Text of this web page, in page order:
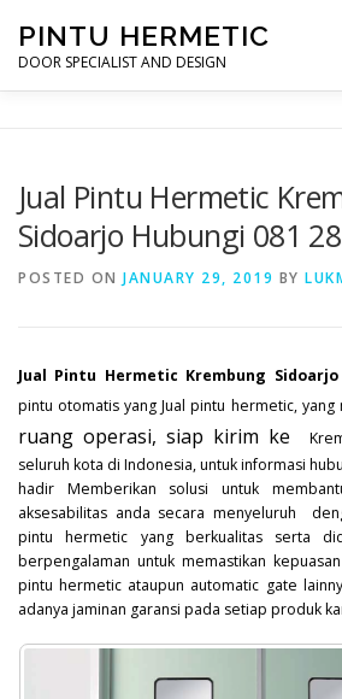
content
PINTU HERMETIC
DOOR SPECIALIST AND DESIGN
PROFILE KONTAK
Jual Pintu Hermetic
Sidoarjo Hubungi 081
POSTED ON JANUARY 29, 2019 BY
Jual Pintu Hermetic Krembung Sidoarjo
pintu otomatis yang Jual pintu hermetic, yang
ruang operasi, siap kirim ke
seluruh kota di Indonesia, untuk informasi
hadir Memberikan solusi untuk
aksesabilitas anda secara menyeluruh
pintu hermetic yang berkualitas serta
berpengalaman untuk memastikan
pintu hermetic ataupun automatic gate
adanya jaminan garansi pada setiap produk